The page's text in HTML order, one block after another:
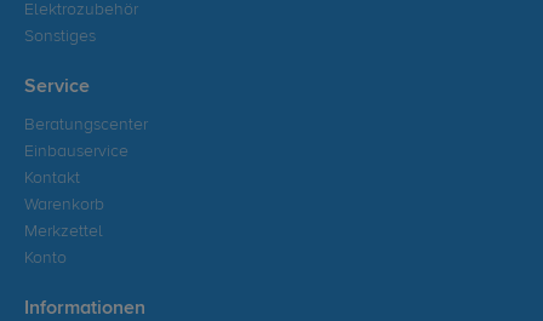
Elektrozubehör
Sonstiges
Service
Beratungscenter
Einbauservice
Kontakt
Warenkorb
Merkzettel
Konto
Informationen